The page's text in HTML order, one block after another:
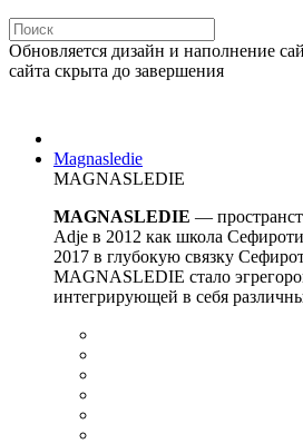
Обновляется дизайн и наполнение
сайта скрыта до завершения
Magnasledie
MAGNASLEDIE
MAGNASLEDIE —
Adje в 2012 как школа
2017 в глубокую связку
MAGNASLEDIE стало
интегрирующей в себя